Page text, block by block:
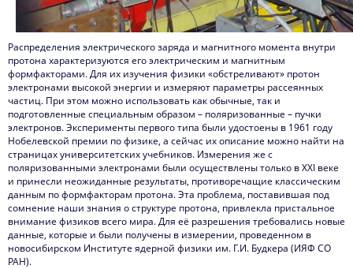
Распределения электрического заряда и магнитного момента внутри
протона характеризуются его электрическим и магнитным
формфакторами. Для их изучения физики «обстреливают» протон
электронами высокой энергии и измеряют параметры рассеянных
частиц. При этом можно использовать как обычные, так и
подготовленные специальным образом – поляризованные – пучки
электронов. Эксперименты первого типа были удостоены в 1961 году
Нобелевской премии по физике, а сейчас их описание можно найти на
страницах университетских учебников. Измерения же с
поляризованными электронами были осуществлены только в XXI веке
и принесли неожиданные результаты, противоречащие классическим
данным по формфакторам протона. Эта проблема, поставившая под
сомнение наши знания о структуре протона, привлекла пристальное
внимание физиков всего мира. Для её разрешения требовались новые
данные, которые и были получены в измерении, проведенном в
новосибирском Институте ядерной физики им. Г.И. Будкера (ИЯФ СО
РАН).